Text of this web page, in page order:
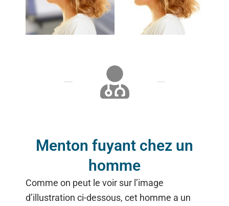
Menton fuyant chez un
homme
Comme on peut le voir sur l’image
d’illustration ci-dessous, cet homme a un